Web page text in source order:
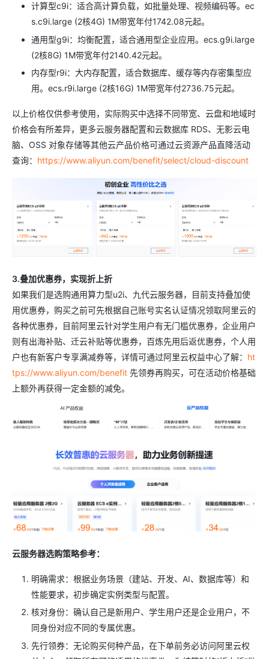
计算型c9i：适合高计算负载，如批量处理、视频编码等。ec
s.c9i.large (2核4G) 1M带宽年付1742.08元起。
通用型g9i：均衡配置，适合通用型企业应用。ecs.g9i.large
(2核8G) 1M带宽年付2140.42元起。
内存型r9i：大内存配置，适合数据库、缓存等内存密集型应
用。ecs.r9i.large (2核16G) 1M带宽年付2736.75元起。
以上价格仅供参考使用，实际购买中选择不同带宽、云盘和地域时
价格会有所差异，更多云服务器配置和云数据库 RDS、无影云电
脑、OSS 对象存储等其他云产品价格可通过云资源产品直降活动
查询： https://www.aliyun.com/benefit/select/cloud-discount
3.叠加优惠券，实现折上折
如果我们是选购通用算力型u2i、九代云服务器，目前支持叠加使
用优惠券，购买之前可先根据自己账号实名认证情况领取阿里云的
各种优惠券，目前阿里云针对学生用户有无门槛优惠券，企业用户
则有出海补贴、迁云补贴等优惠券，百炼先用后返优惠券，个人用
户也有新客户专享满减券等，详情可通过阿里云权益中心了解： ht
tps://www.aliyun.com/benefit 先领券再购买，可在活动价格基础
上额外再获得一定金额的减免。
云服务器选购策略参考：
明确需求：根据业务场景（建站、开发、AI、数据库等）和
性能要求，初步确定实例类型与配置。
核对身份：确认自己是新用户、学生用户还是企业用户，不
同身份对应不同的专属优惠。
先行领券：无论购买何种产品，在下单前务必访问阿里云权